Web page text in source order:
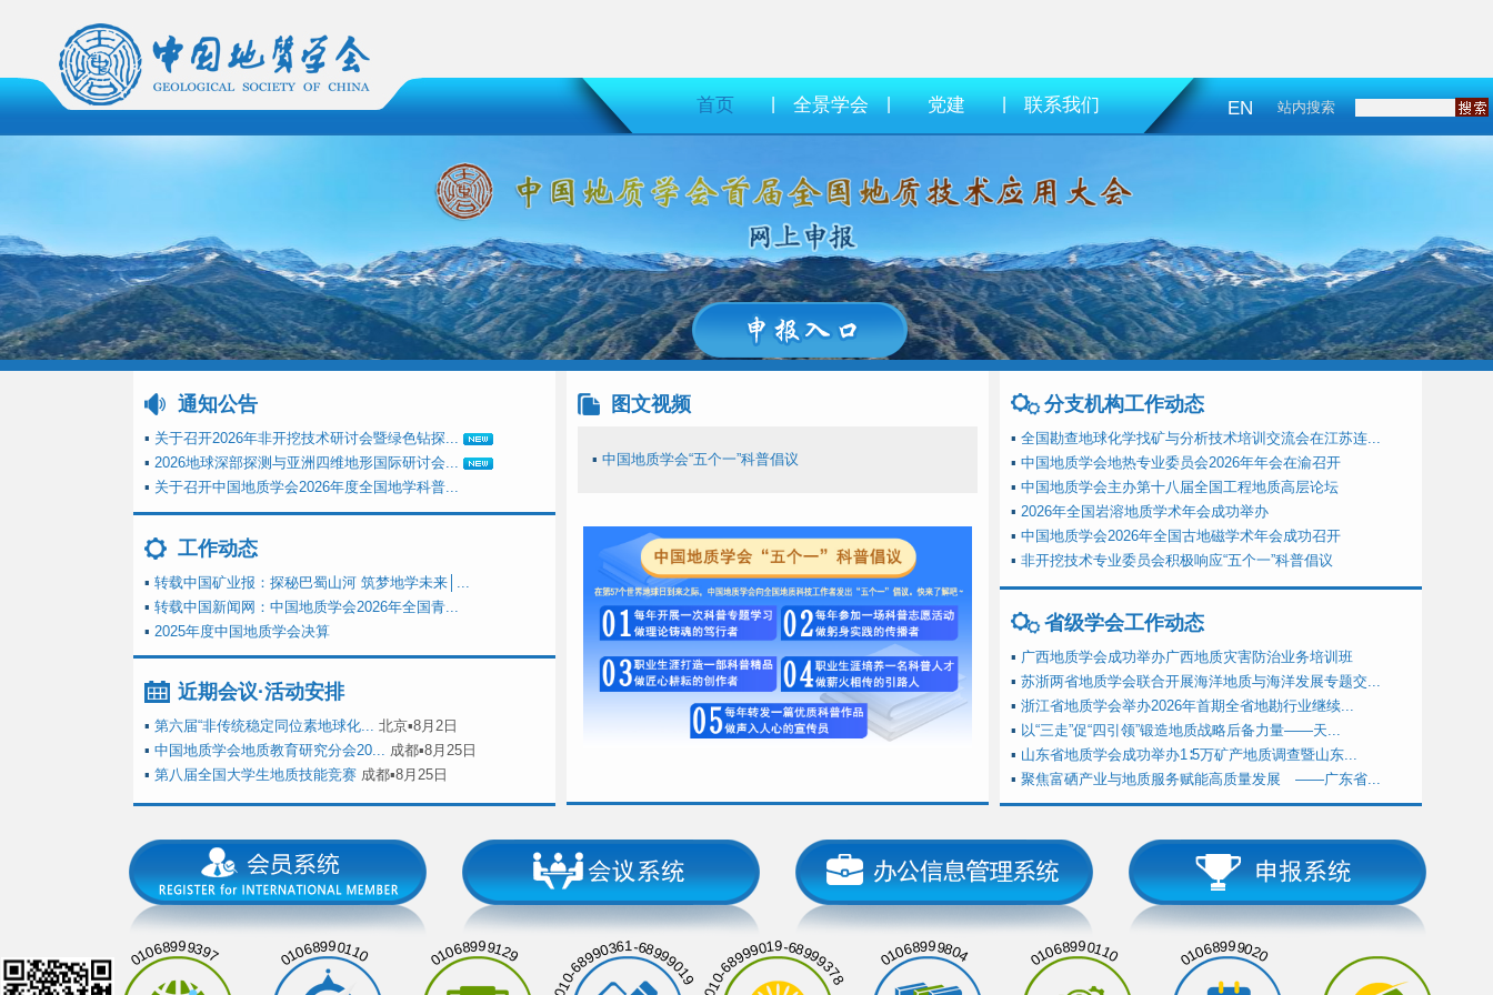
首页 | 全景学会 | 党建 | 联系我们 EN 站内搜索
通知公告
▪ 关于召开2026年非开挖技术研讨会暨绿色钻探...
▪ 2026地球深部探测与亚洲四维地形国际研讨会...
▪ 关于召开中国地质学会2026年度全国地学科普...
工作动态
▪ 转载中国矿业报：探秘巴蜀山河 筑梦地学未来│...
▪ 转载中国新闻网：中国地质学会2026年全国青...
▪ 2025年度中国地质学会决算
近期会议·活动安排
▪ 第六届“非传统稳定同位素地球化... 北京▪8月2日
▪ 中国地质学会地质教育研究分会20... 成都▪8月25日
▪ 第八届全国大学生地质技能竞赛 成都▪8月25日
图文视频
▪ 中国地质学会“五个一”科普倡议
分支机构工作动态
▪ 全国勘查地球化学找矿与分析技术培训交流会在江苏连...
▪ 中国地质学会地热专业委员会2026年年会在渝召开
▪ 中国地质学会主办第十八届全国工程地质高层论坛
▪ 2026年全国岩溶地质学术年会成功举办
▪ 中国地质学会2026年全国古地磁学术年会成功召开
▪ 非开挖技术专业委员会积极响应“五个一”科普倡议
省级学会工作动态
▪ 广西地质学会成功举办广西地质灾害防治业务培训班
▪ 苏浙两省地质学会联合开展海洋地质与海洋发展专题交...
▪ 浙江省地质学会举办2026年首期全省地勘行业继续...
▪ 以“三走”促“四引领”锻造地质战略后备力量——天...
▪ 山东省地质学会成功举办1∶5万矿产地质调查暨山东...
▪ 聚焦富硒产业与地质服务赋能高质量发展 ——广东省...
01068999397 01068990110 01068999129 010-68990361-68999019 010-68999019-68999378 01068999804 01068990110 01068999020